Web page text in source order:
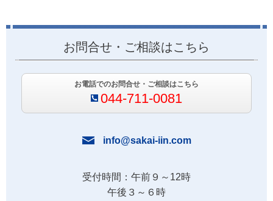
お問合せ・ご相談はこちら
お電話でのお問合せ・ご相談はこちら
044-711-0081
info@sakai-iin.com
受付時間：午前９～12時
午後３～６時